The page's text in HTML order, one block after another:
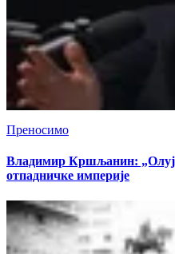
Преносимо
Владимир Кршљанин:
отпадничке империје